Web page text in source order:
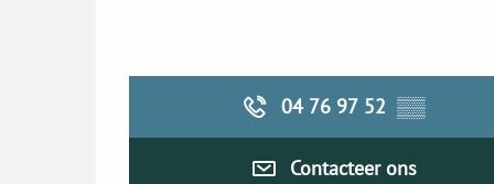
04 76 97 52 ▒▒
Contacteer ons